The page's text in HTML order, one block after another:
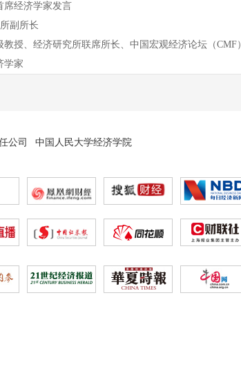
经济学家发言
副所长
授、经济研究所联席所长、中 国宏观经济论坛（
学家
公司 中国人民大学经济学院